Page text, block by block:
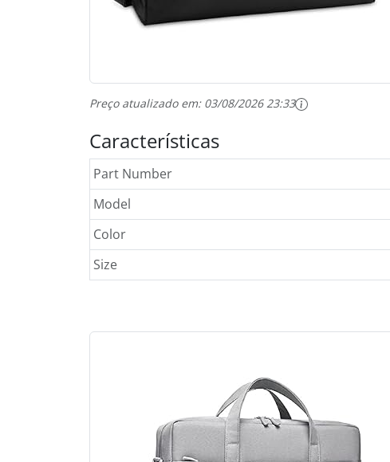
Preço atualizado em: 03/08/2026 23:33
Características
Part Number
Model
Color
Size